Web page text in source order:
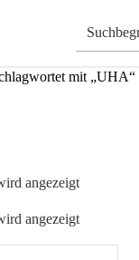
mit „UHA“
angezeigt
angezeigt